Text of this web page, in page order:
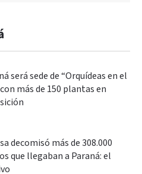
será sede de “Orquídeas en el
más de 150 plantas en
decomisó más de 308.000
que llegaban a Paraná: el